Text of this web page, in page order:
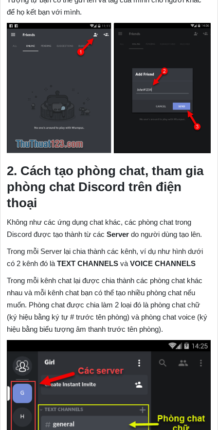
để họ kết bạn với mình.
2. Cách tạo phòng chat, tham gia
phòng chat Discord trên điện
thoại
Không như các ứng dụng chat khác, các phòng chat trong
Discord được tạo thành từ cácServer do người dùng tạo lên.
Trong mỗi Server lại chia thành các kênh, ví dụ như hình dưới
có 2 kênh đó làTEXT CHANNELS vàVOICE CHANNELS
Trong mỗi kênh chat lại được chia thành các phòng chat khác
nhau và mỗi kênh chat bạn có thể tạo nhiều phòng chat nếu
muốn. Phòng chat được chia làm 2 loại đó là phòng chat chữ
(ký hiệu bằng ký tự # trước tên phòng) và phòng chat voice (ký
hiệu bằng biểu tượng âm thanh trước tên phòng).